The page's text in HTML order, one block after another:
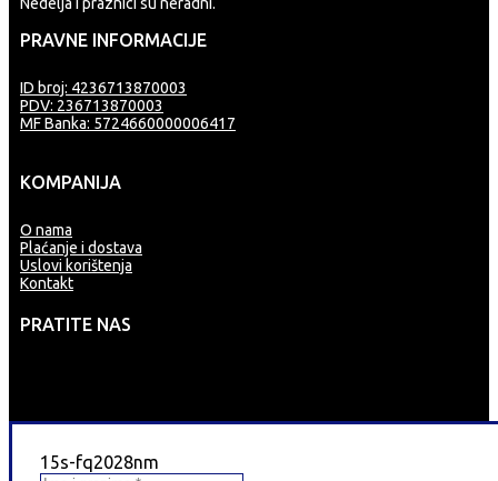
PRAVNE INFORMACIJE
ID broj: 4236713870003
PDV: 236713870003
MF Banka: 5724660000006417
KOMPANIJA
O nama
Plaćanje i dostava
Uslovi korištenja
Kontakt
PRATITE NAS
15s-fq2028nm